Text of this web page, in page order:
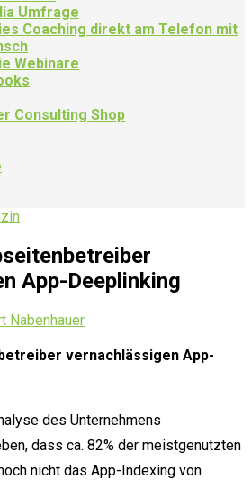
Umfrage
Coaching direkt am Telefon mit
Webinare
Consulting Shop
App-Deeplinking
Nabenhauer
vernachlässigen App-
des Unternehmens
dass ca. 82% der meistgenutzten
nicht das App-Indexing von